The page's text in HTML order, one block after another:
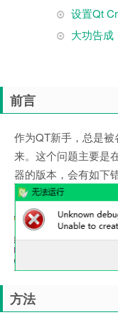
设置Qt
大功告成
前言
作为QT新手，总是
来。这个问题主要是
器的版本，会有如下
方法